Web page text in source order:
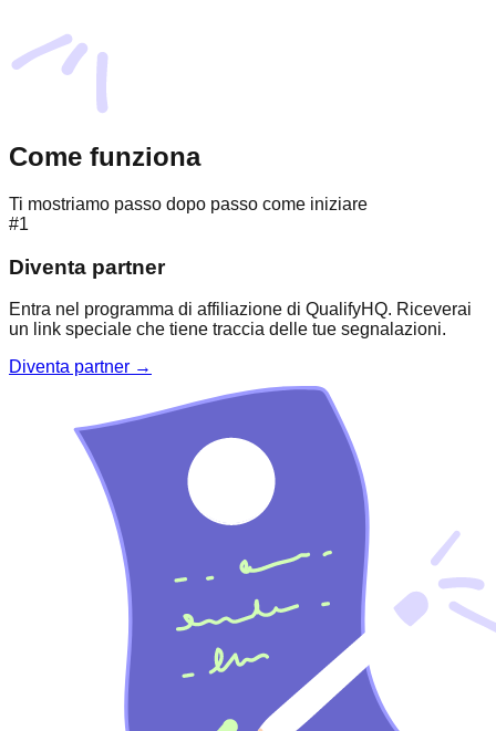
Come funziona
Ti mostriamo passo dopo passo come iniziare
#1
Diventa partner
Entra nel programma di affiliazione di QualifyHQ. Riceverai
un link speciale che tiene traccia delle tue segnalazioni.
Diventa partner →